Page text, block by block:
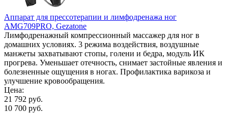
Аппарат для прессотерапии и лимфодренажа ног
AMG709PRO, Gezatone
Лимфодренажный компрессионный массажер для ног в
домашних условиях. 3 режима воздействия, воздушные
манжеты захватывают стопы, голени и бедра, модуль ИК
прогрева. Уменьшает отечность, снимает застойные явления и
болезненные ощущения в ногах. Профилактика варикоза и
улучшение кровообращения.
Цена:
21 792 руб.
10 700 руб.